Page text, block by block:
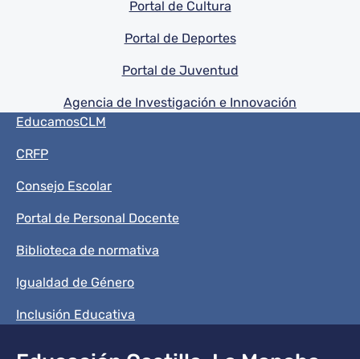
Pie de pagina información
Portal de Cultura
Portal de Deportes
Portal de Juventud
Agencia de Investigación e Innovación
Menú del pie
EducamosCLM
CRFP
Consejo Escolar
Portal de Personal Docente
Biblioteca de normativa
Igualdad de Género
Inclusión Educativa